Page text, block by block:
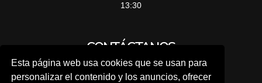
Esta página web usa cookies que se usan para
personalizar el contenido y los anuncios, ofrecer
13:30
CONTÁCTANOS
Pide tu cita previa